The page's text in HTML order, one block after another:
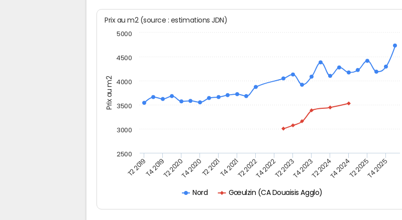
Prix au m2
Prix au m2 (source : estimations JDN)
Nord Gœulzin (CA Douaisis Agglo)
T2 2019T4 2019T2 2020T4 2020T2 2021T4 2021T2 2022T4 2022T2 2023T4 2023T2 2024T4 2024T2 2025T4 2025
2500
3000
3500
4000
4500
5000